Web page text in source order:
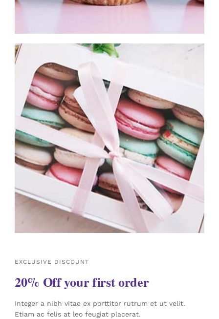
EXCLUSIVE DISCOUNT
20% Off your first order
Integer a nibh vitae ex porttitor rutrum et ut velit.
Etiam ac felis at leo feugiat placerat.